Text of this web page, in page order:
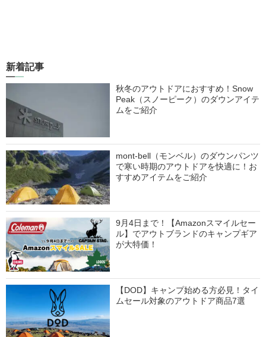
新着記事
秋冬のアウトドアにおすすめ！Snow
Peak（スノーピーク）のダウンアイテ
ムをご紹介
mont-bell（モンベル）のダウンパンツ
で寒い時期のアウトドアを快適に！お
すすめアイテムをご紹介
9月4日まで！【Amazonスマイルセー
ル】でアウトブランドのキャンプギア
が大特価！
【DOD】キャンプ始める方必見！タイ
ムセール対象のアウトドア商品7選